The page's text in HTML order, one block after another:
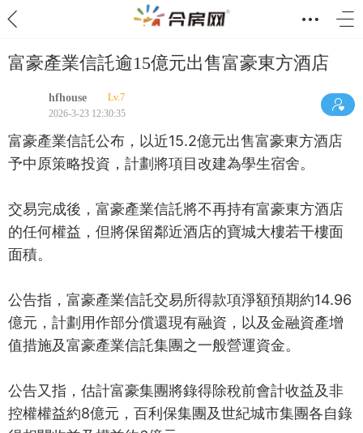
富豪產業信託逾15億元出售富豪東方酒店
hfhouse
Lv.7
2026-3-23 12:30:35
富豪產業信託公布，以近15.2億元出售富豪東方酒店
予中原策略投資，計劃將項目改建為學生宿舍。
交易完成後，富豪產業信託將不再持有富豪東方酒店
的任何權益，但將保留鄰近酒店的寶城大樓若干樓面
面積。
公告指，富豪產業信託交易所得款項淨額預期約14.96
億元，計劃用作部分償還現有融資，以及金融資產增
值措施及富豪產業信託集團之一般營運資金。
公告又指，估計富豪集團將錄得除稅前會計收益及非
控權權益約8億元，百利保集團及世紀城市集團各自錄